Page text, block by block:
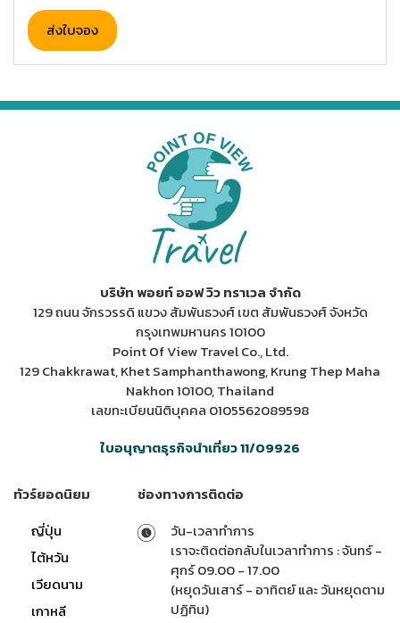
ส่งใบจอง
บริษัท พอยท์ ออฟ วิว ทราเวล จำกัด
129 ถนน จักรวรรดิ แขวง สัมพันธวงศ์ เขต สัมพันธวงศ์ จังหวัด
กรุงเทพมหานคร 10100
Point Of View Travel Co., Ltd.
129 Chakkrawat, Khet Samphanthawong, Krung Thep Maha
Nakhon 10100, Thailand
เลขทะเบียนนิติบุคคล 0105562089598
ใบอนุญาตธุรกิจนำเที่ยว 11/09926
ทัวร์ยอดนิยม
ญี่ปุ่น
ไต้หวัน
เวียดนาม
เกาหลี
ช่องทางการติดต่อ
วัน-เวลาทำการ
เราจะติดต่อกลับในเวลาทำการ : จันทร์ -
ศุกร์ 09.00 - 17.00
(หยุดวันเสาร์ - อาทิตย์ และ วันหยุดตาม
ปฏิทิน)